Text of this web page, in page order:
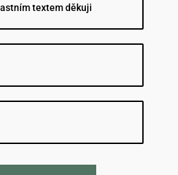
textem děkuji
je 5 z 5 hvězdiček.
je 5 z 5 hvězdiček.